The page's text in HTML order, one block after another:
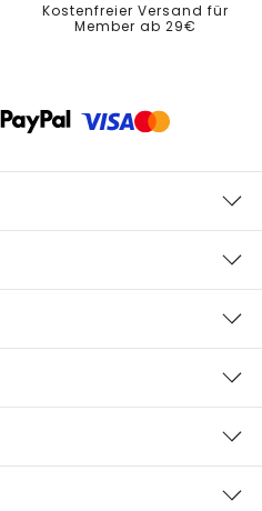
Kostenfreier Versand für
Member ab 29€